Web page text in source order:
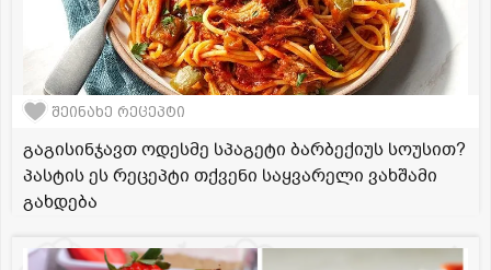
შეინახე რეცეპტი
გაგისინჯავთ ოდესმე სპაგეტი ბარბექიუს სოუსით?
პასტის ეს რეცეპტი თქვენი საყვარელი ვახშამი
გახდება